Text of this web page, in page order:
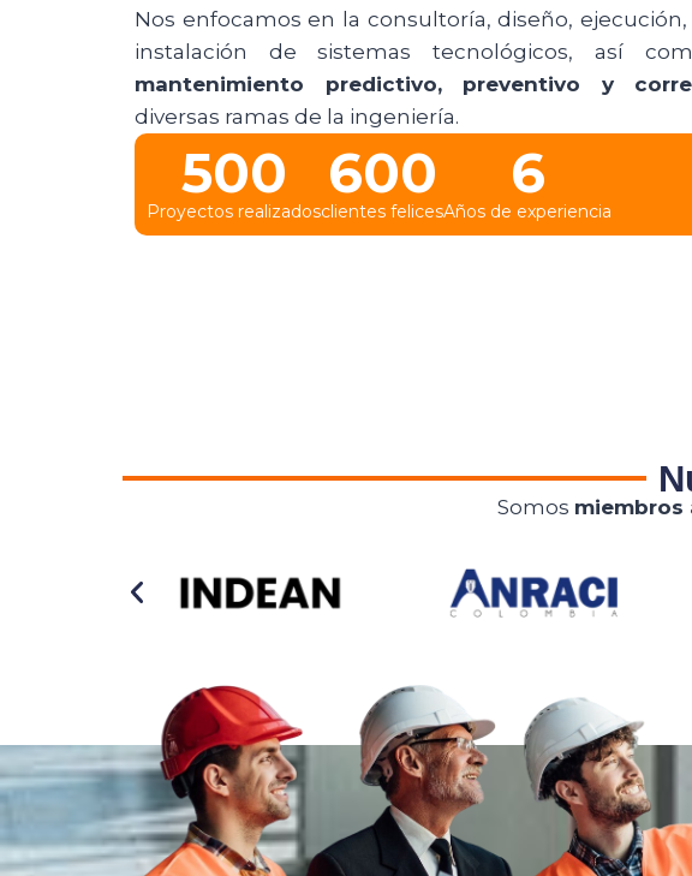
Nos enfocamos en la consultoría, diseño,
instalación de sistemas tecnológicos, así
mantenimiento predictivo, preventivo y
diversas ramas de la ingeniería.
Proyectos realizados
500
clientes felices
600
Años de experiencia
6
Somos miembros